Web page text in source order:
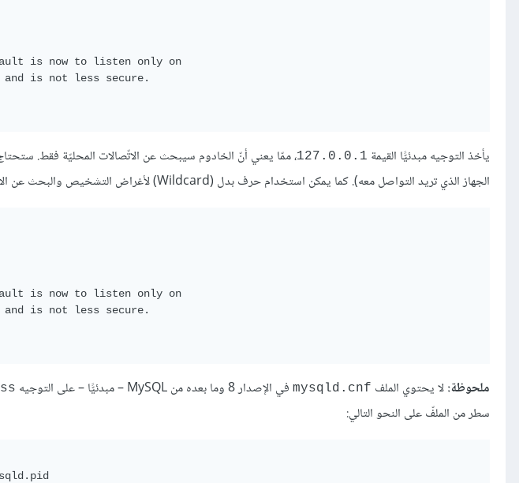
is now to listen only on
and is not less secure.
يأخذ التوجيه مبدئيًّا القيمة 127.0.0.1
الجهاز الذي تريد التواصل معه). كما يمكن استخدام حرف بدل (Wildcard) لأغراض التشخيص والبحث عن الأخطاء. مثلًا:
is now to listen only on
and is not less secure.
ملحوظة:لا يحتوي الملف mysqld.cnf في الإصدار 8 وما بعده من MySQL – مبدئيًّا – على التوجيه
سطر من الملفّ على النحو التالي: